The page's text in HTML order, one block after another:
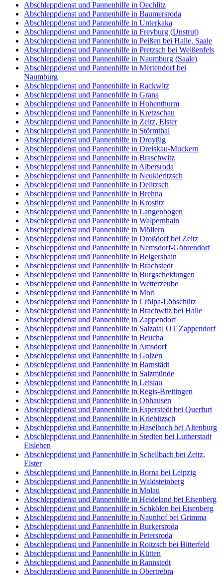
Abschleppdienst und Pannenhilfe in Oechlitz
Abschleppdienst und Pannenhilfe in Baumersroda
Abschleppdienst und Pannenhilfe in Unterkaka
Abschleppdienst und Pannenhilfe in Freyburg (Unstrut)
Abschleppdienst und Pannenhilfe in Peißen bei Halle, Saale
Abschleppdienst und Pannenhilfe in Pretzsch bei Weißenfels
Abschleppdienst und Pannenhilfe in Naumburg (Saale)
Abschleppdienst und Pannenhilfe in Mertendorf bei
Naumburg
Abschleppdienst und Pannenhilfe in Rackwitz
Abschleppdienst und Pannenhilfe in Grana
Abschleppdienst und Pannenhilfe in Hohenthurm
Abschleppdienst und Pannenhilfe in Kretzschau
Abschleppdienst und Pannenhilfe in Zeitz, Elster
Abschleppdienst und Pannenhilfe in Störmthal
Abschleppdienst und Pannenhilfe in Droyßig
Abschleppdienst und Pannenhilfe in Dreiskau-Muckern
Abschleppdienst und Pannenhilfe in Braschwitz
Abschleppdienst und Pannenhilfe in Albersroda
Abschleppdienst und Pannenhilfe in Neukieritzsch
Abschleppdienst und Pannenhilfe in Delitzsch
Abschleppdienst und Pannenhilfe in Brehna
Abschleppdienst und Pannenhilfe in Krostitz
Abschleppdienst und Pannenhilfe in Langenbogen
Abschleppdienst und Pannenhilfe in Walpernhain
Abschleppdienst und Pannenhilfe in Möllern
Abschleppdienst und Pannenhilfe in Droßdorf bei Zeitz
Abschleppdienst und Pannenhilfe in Nemsdorf-Göhrendorf
Abschleppdienst und Pannenhilfe in Belgershain
Abschleppdienst und Pannenhilfe in Brachstedt
Abschleppdienst und Pannenhilfe in Burgscheidungen
Abschleppdienst und Pannenhilfe in Wetterzeube
Abschleppdienst und Pannenhilfe in Morl
Abschleppdienst und Pannenhilfe in Crölpa-Löbschütz
Abschleppdienst und Pannenhilfe in Brachwitz bei Halle
Abschleppdienst und Pannenhilfe in Zappendorf
Abschleppdienst und Pannenhilfe in Salzatal OT Zappendorf
Abschleppdienst und Pannenhilfe in Beucha
Abschleppdienst und Pannenhilfe in Amsdorf
Abschleppdienst und Pannenhilfe in Golzen
Abschleppdienst und Pannenhilfe in Barnstädt
Abschleppdienst und Pannenhilfe in Salzmünde
Abschleppdienst und Pannenhilfe in Leislau
Abschleppdienst und Pannenhilfe in Regis-Breitingen
Abschleppdienst und Pannenhilfe in Obhausen
Abschleppdienst und Pannenhilfe in Esperstedt bei Querfurt
Abschleppdienst und Pannenhilfe in Kriebitzsch
Abschleppdienst und Pannenhilfe in Haselbach bei Altenburg
Abschleppdienst und Pannenhilfe in Stedten bei Lutherstadt
Eisleben
Abschleppdienst und Pannenhilfe in Schellbach bei Zeitz,
Elster
Abschleppdienst und Pannenhilfe in Borna bei Leipzig
Abschleppdienst und Pannenhilfe in Waldsteinberg
Abschleppdienst und Pannenhilfe in Molau
Abschleppdienst und Pannenhilfe in Heideland bei Eisenberg
Abschleppdienst und Pannenhilfe in Schkölen bei Eisenberg
Abschleppdienst und Pannenhilfe in Naunhof bei Grimma
Abschleppdienst und Pannenhilfe in Burkersroda
Abschleppdienst und Pannenhilfe in Petersroda
Abschleppdienst und Pannenhilfe in Roitzsch bei Bitterfeld
Abschleppdienst und Pannenhilfe in Kütten
Abschleppdienst und Pannenhilfe in Rannstedt
Abschleppdienst und Pannenhilfe in Obertrebra